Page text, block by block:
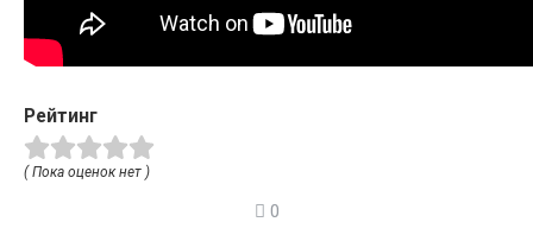
Рейтинг
( Пока оценок нет )
0